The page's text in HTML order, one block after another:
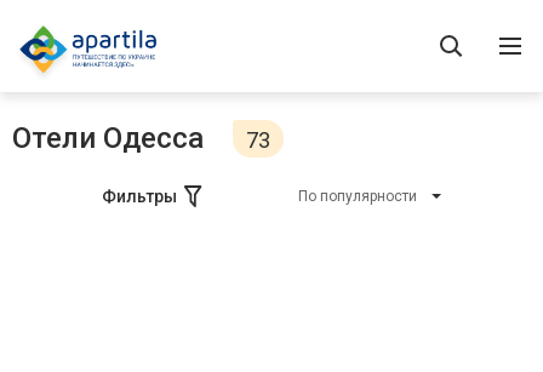
Отели Одесса 73
Фильтры По популярности